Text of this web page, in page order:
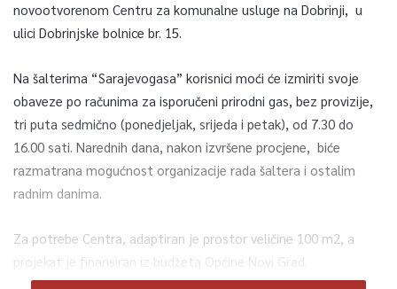
novootvorenom Centru za komunalne usluge na Dobrinji, u
ulici Dobrinjske bolnice br. 15.
Na šalterima “Sarajevogasa” korisnici moći će izmiriti svoje
obaveze po računima za isporučeni prirodni gas, bez provizije,
tri puta sedmično (ponedjeljak, srijeda i petak), od 7.30 do
16.00 sati. Narednih dana, nakon izvršene procjene, biće
razmatrana mogućnost organizacije rada šaltera i ostalim
radnim danima.
Za potrebe Centra, adaptiran je prostor veličine 100 m2, a
projekat je finansiran iz budžeta Općine Novi Grad.